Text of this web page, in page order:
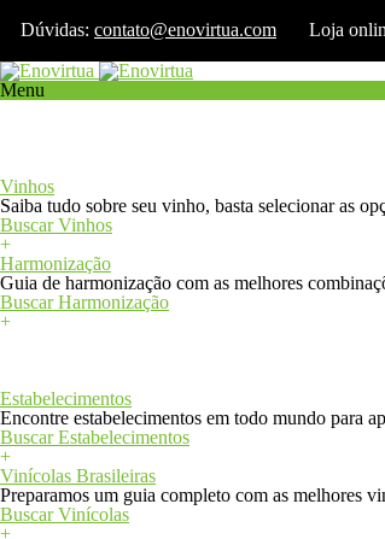
Dúvidas: contato@enovirtua.com Loja
Menu
Vinhos
Saiba tudo sobre seu vinho, basta selecionar as
Buscar Vinhos
+
Harmonização
Guia de harmonização com as melhores
Buscar Harmonização
+
Estabelecimentos
Encontre estabelecimentos em todo mundo para
Buscar Estabelecimentos
+
Vinícolas Brasileiras
Preparamos um guia completo com as melhores
Buscar Vinícolas
+